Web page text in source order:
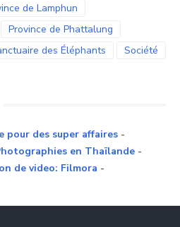
de Lamphun
Province de Phattalung
des Éléphants
Société
pour des super affaires -
en Thaïlande -
de video: Filmora -